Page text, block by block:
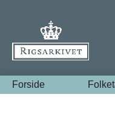
Forside